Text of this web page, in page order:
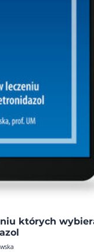
których